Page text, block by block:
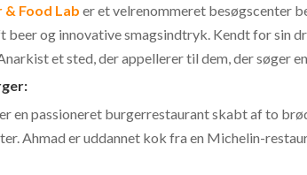
Food Lab er et velrenommeret besøgscenter
beer og innovative smagsindtryk. Kendt for sin
et sted, der appellerer til dem, der søger
er en passioneret burgerrestaurant skabt af to
Ahmad er uddannet kok fra en Michelin-